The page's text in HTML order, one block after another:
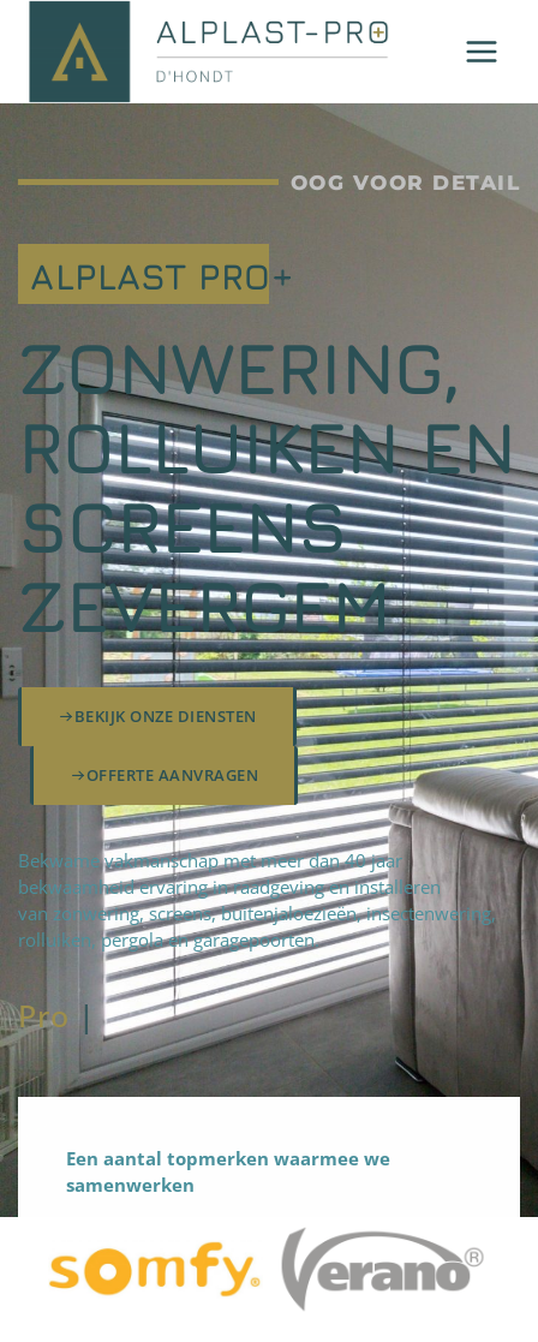
OOG VOOR DETAIL
ALPLAST PRO+
ZONWERING,
ROLLUIKEN EN
SCREENS
ZEVERGEM
BEKIJK ONZE DIENSTEN
OFFERTE AANVRAGEN
Bekwame vakmanschap met meer dan 40 jaar
bekwaamheid ervaring in raadgeving en installeren
van zonwering, screens, buitenjaloezieën, insectenwering,
rolluiken, pergola en garagepoorten.
Pro fteam|
Een aantal topmerken waarmee we
samenwerken